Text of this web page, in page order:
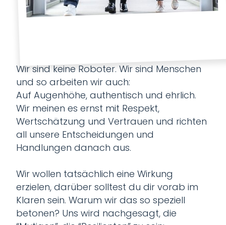
Wir sind keine Roboter. Wir sind Menschen
und so arbeiten wir auch:
Auf Augenhöhe, authentisch und ehrlich.
Wir meinen es ernst mit Respekt,
Wertschätzung und Vertrauen und richten
all unsere Entscheidungen und
Handlungen danach aus.
Wir wollen tatsächlich eine Wirkung
erzielen, darüber solltest du dir vorab im
Klaren sein. Warum wir das so speziell
betonen? Uns wird nachgesagt, die